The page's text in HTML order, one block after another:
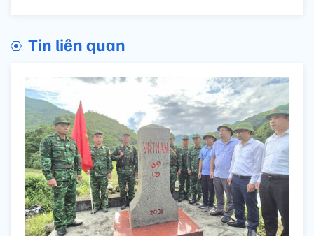
Tin liên quan